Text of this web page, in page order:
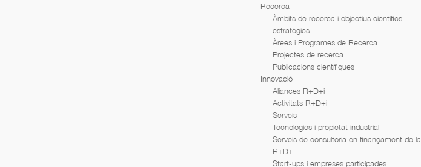
Recerca
Àmbits de recerca i objectius científics
estratègics
Àrees i Programes de Recerca
Projectes de recerca
Publicacions científiques
Innovació
Aliances R+D+i
Activitats R+D+i
Serveis
Tecnologies i propietat industrial
Serveis de consultoria en finançament de la
R+D+I
Start-ups i empreses participades